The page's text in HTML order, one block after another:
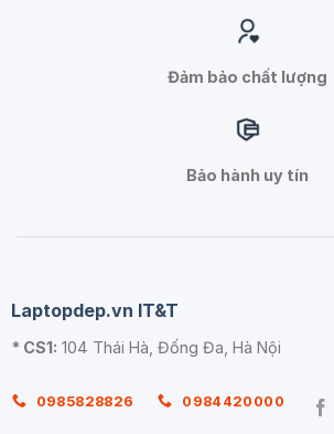
Đảm bảo chất lượng
Bảo hành uy tín
Laptopdep.vn IT&T
* CS1: 104 Thái Hà, Đống Đa, Hà Nội
0985828826 0984420000